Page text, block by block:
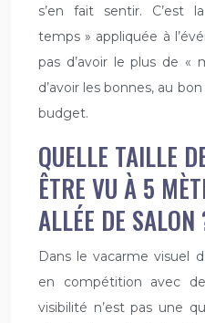
s’en fait sentir. C’est
temps » appliquée à
pas d’avoir le plus de «
d’avoir les bonnes, au
budget.
QUELLE TAILLE
ÊTRE VU À 5
ALLÉE DE SALON
Dans le vacarme visuel
en compétition avec
visibilité n’est pas une